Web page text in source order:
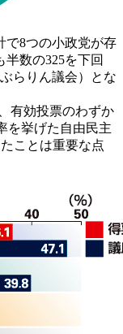
で8つの小政党が存
数の325を下回
ぶらりん議会）とな
有効投票のわずか
を挙げた自由民主
ことは重要な点